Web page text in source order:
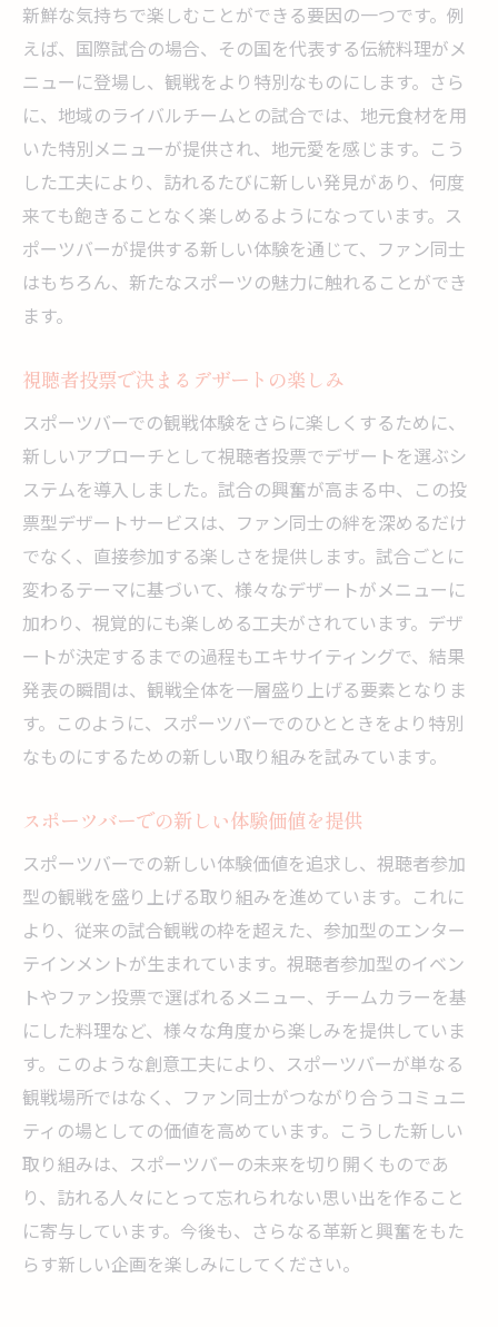
新鮮な気持ちで楽しむことができる要因の一つです。例
えば、国際試合の場合、その国を代表する伝統料理がメ
ニューに登場し、観戦をより特別なものにします。さら
に、地域のライバルチームとの試合では、地元食材を用
いた特別メニューが提供され、地元愛を感じます。こう
した工夫により、訪れるたびに新しい発見があり、何度
来ても飽きることなく楽しめるようになっています。ス
ポーツバーが提供する新しい体験を通じて、ファン同士
はもちろん、新たなスポーツの魅力に触れることができ
ます。
視聴者投票で決まるデザートの楽しみ
スポーツバーでの観戦体験をさらに楽しくするために、
新しいアプローチとして視聴者投票でデザートを選ぶシ
ステムを導入しました。試合の興奮が高まる中、この投
票型デザートサービスは、ファン同士の絆を深めるだけ
でなく、直接参加する楽しさを提供します。試合ごとに
変わるテーマに基づいて、様々なデザートがメニューに
加わり、視覚的にも楽しめる工夫がされています。デザ
ートが決定するまでの過程もエキサイティングで、結果
発表の瞬間は、観戦全体を一層盛り上げる要素となりま
す。このように、スポーツバーでのひとときをより特別
なものにするための新しい取り組みを試みています。
スポーツバーでの新しい体験価値を提供
スポーツバーでの新しい体験価値を追求し、視聴者参加
型の観戦を盛り上げる取り組みを進めています。これに
より、従来の試合観戦の枠を超えた、参加型のエンター
テインメントが生まれています。視聴者参加型のイベン
トやファン投票で選ばれるメニュー、チームカラーを基
にした料理など、様々な角度から楽しみを提供していま
す。このような創意工夫により、スポーツバーが単なる
観戦場所ではなく、ファン同士がつながり合うコミュニ
ティの場としての価値を高めています。こうした新しい
取り組みは、スポーツバーの未来を切り開くものであ
り、訪れる人々にとって忘れられない思い出を作ること
に寄与しています。今後も、さらなる革新と興奮をもた
らす新しい企画を楽しみにしてください。